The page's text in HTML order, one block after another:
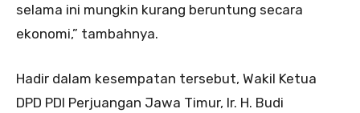
selama ini mungkin kurang beruntung secara
ekonomi,” tambahnya.
Hadir dalam kesempatan tersebut, Wakil Ketua
DPD PDI Perjuangan Jawa Timur, Ir. H. Budi